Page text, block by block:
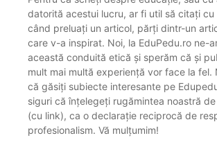
datorită acestui lucru, ar fi util să citați cu
când preluați un articol, părți dintr-un
care v-a inspirat. Noi, la EduPedu.ro ne-
această conduită etică și sperăm că și
mult mai multă experiență vor face la fel.
că găsiți subiecte interesante pe
siguri că înțelegeți rugămintea noastră
(cu link), ca o declarație reciprocă de
profesionalism. Vă mulțumim!